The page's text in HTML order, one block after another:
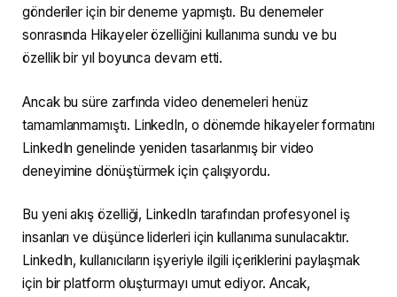
gönderiler için bir deneme yapmıştı. Bu denemeler
sonrasında Hikayeler özelliğini kullanıma sundu ve bu
özellik bir yıl boyunca devam etti.
Ancak bu süre zarfında video denemeleri henüz
tamamlanmamıştı. LinkedIn, o dönemde hikayeler formatını
LinkedIn genelinde yeniden tasarlanmış bir video
deneyimine dönüştürmek için çalışıyordu.
Bu yeni akış özelliği, LinkedIn tarafından profesyonel iş
insanları ve düşünce liderleri için kullanıma sunulacaktır.
LinkedIn, kullanıcıların işyeriyle ilgili içeriklerini paylaşmak
için bir platform oluşturmayı umut ediyor. Ancak,